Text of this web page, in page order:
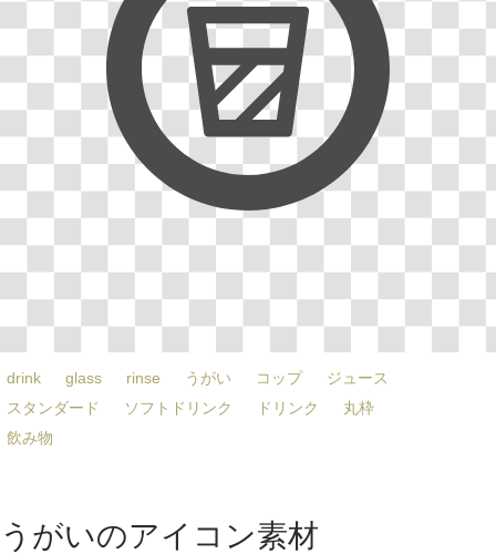
drink glass rinse うがい コップ
ジュース
スタンダード
ソフトドリンク ドリンク
丸枠
飲み物
うがいのアイコン素材